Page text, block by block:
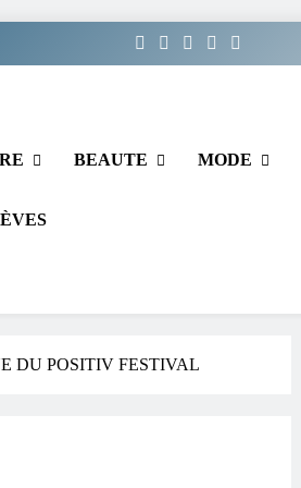
BEAUTE MODE
DU POSITIV FESTIVAL